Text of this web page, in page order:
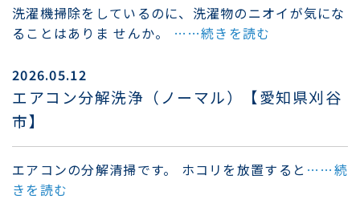
洗濯機掃除をしているのに、洗濯物のニオイが気にな
ることはありま せんか。 ……続きを読む
2026.05.12
エアコン分解洗浄（ノーマル）【愛知県刈谷
市】
エアコンの分解清掃です。 ホコリを放置すると ……続
きを読む